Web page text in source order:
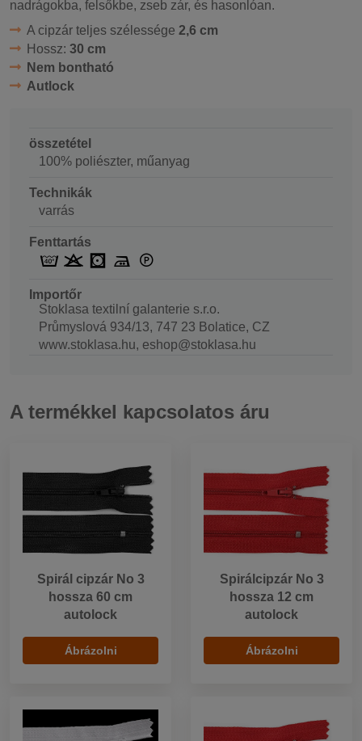
nadrágokba, felsőkbe, zseb zár, és hasonlóan.
A cipzár teljes szélessége 2,6 cm
Hossz: 30 cm
Nem bontható
Autlock
összetétel
100% poliészter, műanyag
Technikák
varrás
Fenttartás
Importőr
Stoklasa textilní galanterie s.r.o.
Průmyslová 934/13, 747 23 Bolatice, CZ
www.stoklasa.hu, eshop@stoklasa.hu
A termékkel kapcsolatos áru
Spirál cipzár No 3
hossza 60 cm
autolock
Ábrázolni
Spirálcipzár No 3
hossza 12 cm
autolock
Ábrázolni